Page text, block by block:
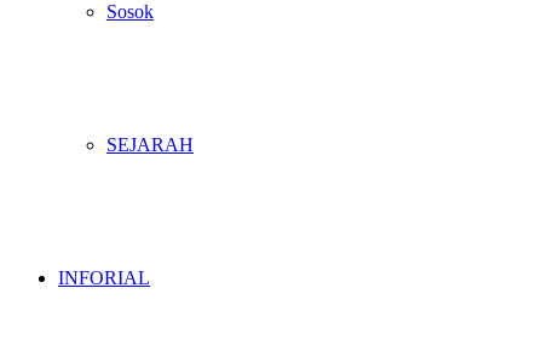
Sosok
SEJARAH
INFORIAL